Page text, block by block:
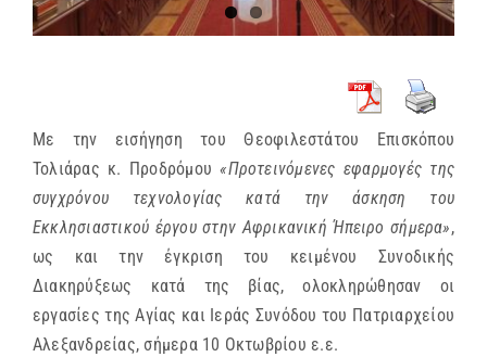
Με την εισήγηση του Θεοφιλεστάτου Επισκόπου
Τολιάρας κ. Προδρόμου«Προτεινόμενες εφαρμογές της
συγχρόνου τεχνολογίας κατά την άσκηση του
Εκκλησιαστικού έργου στην Αφρικανική Ήπειρο σήμερα»,
ως και την έγκριση του κειμένου Συνοδικής
Διακηρύξεως κατά της βίας, ολοκληρώθησαν οι
εργασίες της Αγίας και Ιεράς Συνόδου του Πατριαρχείου
Αλεξανδρείας, σήμερα 10 Οκτωβρίου ε.ε.